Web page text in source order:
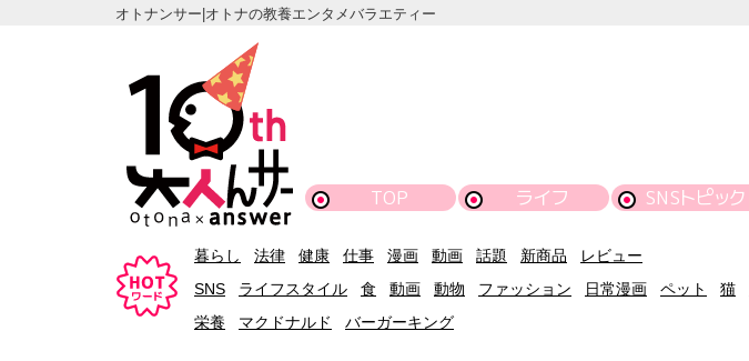
オトナンサー|オトナの教養エンタメバラエティー
TOP ライフ SNSトピック
暮らし 法律 健康 仕事 漫画 動画 話題 新商品
レビュー
SNS
ライフスタイル 食 動画 動物 ファッション 日常漫画 ペット 猫
栄養
マクドナルド バーガーキング